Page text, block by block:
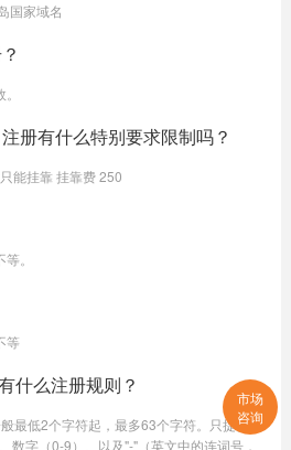
国家域名
册有什么特别要求限制吗？
能挂靠 挂靠费 250
。
等
什么注册规则？
最低2个字符起，最多63个字符。只提供英
数字（0-9）、以及"-"（英文中的连词号，
市场
咨询